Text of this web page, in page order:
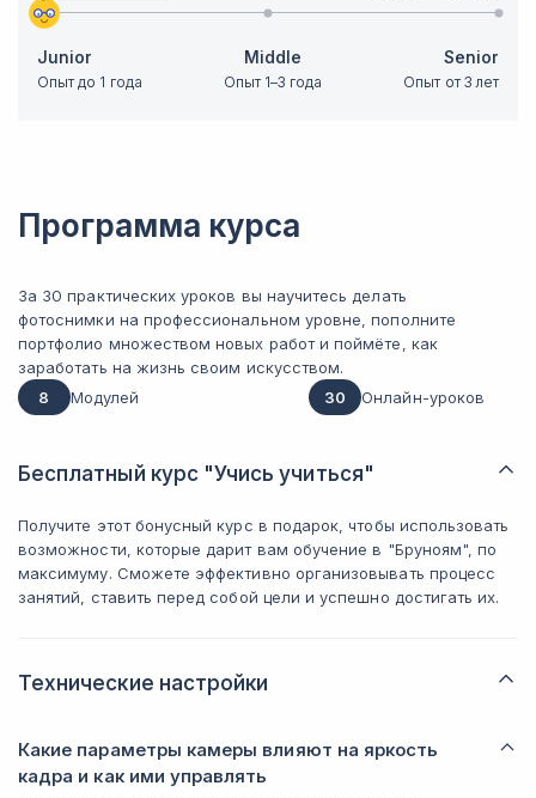
Junior
Опыт до 1 года
Middle
Опыт 1–3 года
Senior
Опыт от 3 лет
Программа курса
За 30 практических уроков вы научитесь делать
фотоснимки на профессиональном уровне, пополните
портфолио множеством новых работ и поймёте, как
заработать на жизнь своим искусством.
8
Модулей 30 Онлайн-уроков
Бесплатный курс "Учись учиться"
Получите этот бонусный курс в подарок, чтобы использовать
возможности, которые дарит вам обучение в "Бруноям", по
максимуму. Сможете эффективно организовывать процесс
занятий, ставить перед собой цели и успешно достигать их.
Технические настройки
Какие параметры камеры влияют на яркость
кадра и как ими управлять